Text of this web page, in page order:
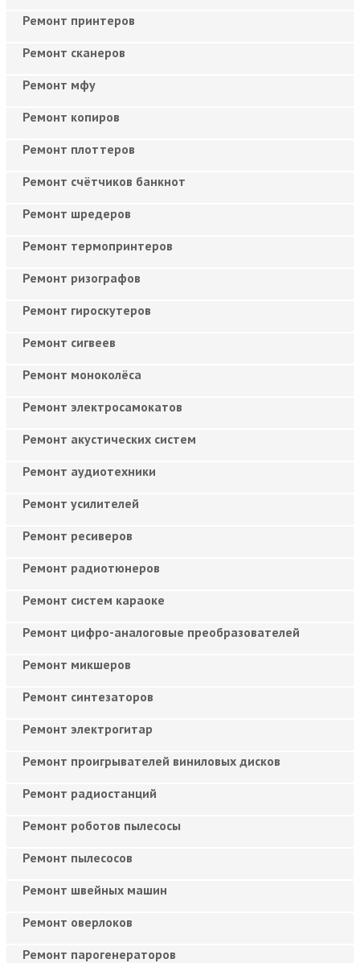
Ремонт принтеров
Ремонт сканеров
Ремонт мфу
Ремонт копиров
Ремонт плоттеров
Ремонт счётчиков банкнот
Ремонт шредеров
Ремонт термопринтеров
Ремонт ризографов
Ремонт гироскутеров
Ремонт сигвеев
Ремонт моноколёса
Ремонт электросамокатов
Ремонт акустических систем
Ремонт аудиотехники
Ремонт усилителей
Ремонт ресиверов
Ремонт радиотюнеров
Ремонт систем караоке
Ремонт цифро-аналоговые преобразователей
Ремонт микшеров
Ремонт синтезаторов
Ремонт электрогитар
Ремонт проигрывателей виниловых дисков
Ремонт радиостанций
Ремонт роботов пылесосы
Ремонт пылесосов
Ремонт швейных машин
Ремонт оверлоков
Ремонт парогенераторов